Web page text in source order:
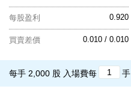
0.920
每股盈利
0.010 / 0.010
買賣差價
每手 2,000 股 入場費每 手